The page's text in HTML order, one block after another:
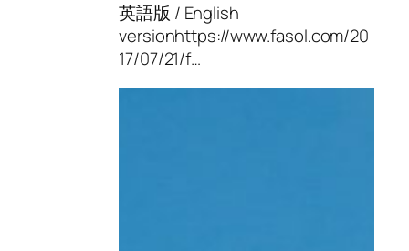
英語版 / English
versionhttps://www.fasol.com/20
17/07/21/f…